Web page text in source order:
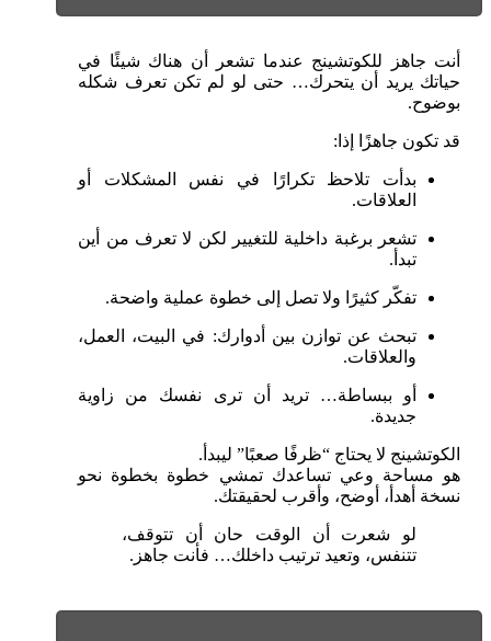
أنت جاهز للكوتشينج عندما تشعر أن هناك شيئًا في
حياتك يريد أن يتحرك… حتى لو لم تكن تعرف شكله
بوضوح.
قد تكون جاهزًا إذا:
بدأت تلاحظ تكرارًا في نفس المشكلات أو
العلاقات.
تشعر برغبة داخلية للتغيير لكن لا تعرف من أين
تبدأ.
تفكّر كثيرًا ولا تصل إلى خطوة عملية واضحة.
تبحث عن توازن بين أدوارك: في البيت، العمل،
والعلاقات.
أو ببساطة… تريد أن ترى نفسك من زاوية
جديدة.
الكوتشينج لا يحتاج “ظرفًا صعبًا” ليبدأ.
هو مساحة وعي تساعدك تمشي خطوة بخطوة نحو
نسخة أهدأ، أوضح، وأقرب لحقيقتك.
لو شعرت أن الوقت حان أن تتوقف،
تتنفس، وتعيد ترتيب داخلك… فأنت جاهز.